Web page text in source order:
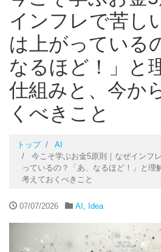
インフレで苦し
は上がっている
なるほど！」と
仕組みと、今か
くべきこと
トップ
AI
今こそ学ぶお金5原則｜なぜインフ
っているの？「あ、なるほど！」と理
考えておくべきこと
07/07/2026 AI , Idea